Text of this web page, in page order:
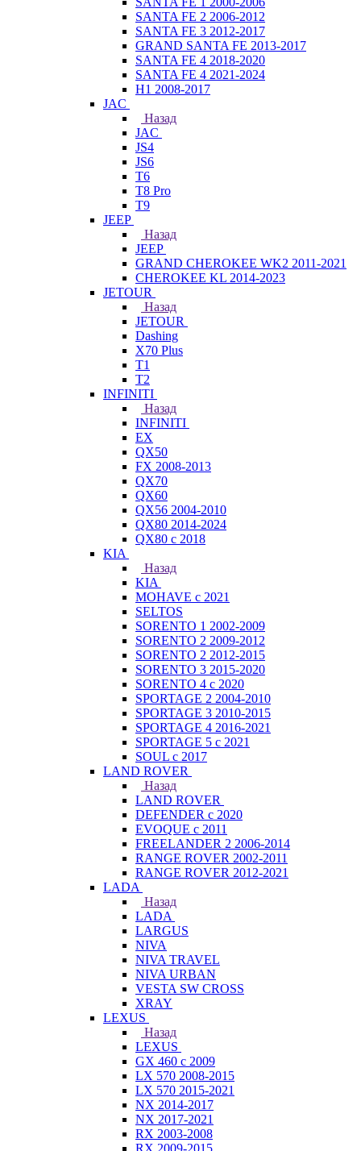
SANTA FE 2 2006-2012
SANTA FE 3 2012-2017
GRAND SANTA FE 2013-2017
SANTA FE 4 2018-2020
SANTA FE 4 2021-2024
H1 2008-2017
JAC
Назад
JAC
JS4
JS6
T6
T8 Pro
T9
JEEP
Назад
JEEP
GRAND CHEROKEE WK2 2011-2021
CHEROKEE KL 2014-2023
JETOUR
Назад
JETOUR
Dashing
X70 Plus
T1
T2
INFINITI
Назад
INFINITI
EX
QX50
FX 2008-2013
QX70
QX60
QX56 2004-2010
QX80 2014-2024
QX80 c 2018
KIA
Назад
KIA
MOHAVE с 2021
SELTOS
SORENTO 1 2002-2009
SORENTO 2 2009-2012
SORENTO 2 2012-2015
SORENTO 3 2015-2020
SORENTO 4 с 2020
SPORTAGE 2 2004-2010
SPORTAGE 3 2010-2015
SPORTAGE 4 2016-2021
SPORTAGE 5 с 2021
SOUL с 2017
LAND ROVER
Назад
LAND ROVER
DEFENDER с 2020
EVOQUE с 2011
FREELANDER 2 2006-2014
RANGE ROVER 2002-2011
RANGE ROVER 2012-2021
LADA
Назад
LADA
LARGUS
NIVA
NIVA TRAVEL
NIVA URBAN
VESTA SW CROSS
XRAY
LEXUS
Назад
LEXUS
GX 460 с 2009
LX 570 2008-2015
LX 570 2015-2021
NX 2014-2017
NX 2017-2021
RX 2003-2008
RX 2009-2015